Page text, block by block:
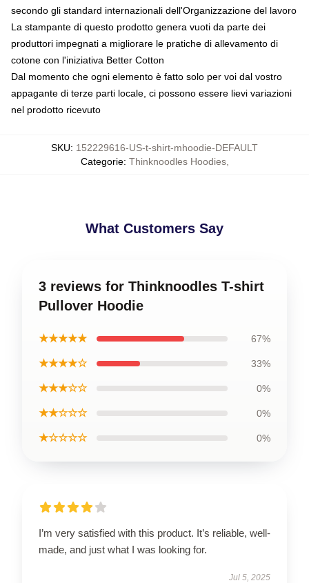
secondo gli standard internazionali dell'Organizzazione del lavoro
La stampante di questo prodotto genera vuoti da parte dei
produttori impegnati a migliorare le pratiche di allevamento di
cotone con l'iniziativa Better Cotton
Dal momento che ogni elemento è fatto solo per voi dal vostro
appagante di terze parti locale, ci possono essere lievi variazioni
nel prodotto ricevuto
SKU: 152229616-US-t-shirt-mhoodie-DEFAULT
Categorie: Thinknoodles Hoodies,
What Customers Say
3 reviews for Thinknoodles T-shirt
Pullover Hoodie
★★★★★ 67%
★★★★☆ 33%
★★★☆☆ 0%
★★☆☆☆ 0%
★☆☆☆☆ 0%
I’m very satisfied with this product. It’s reliable, well-
made, and just what I was looking for.
Jul 5, 2025